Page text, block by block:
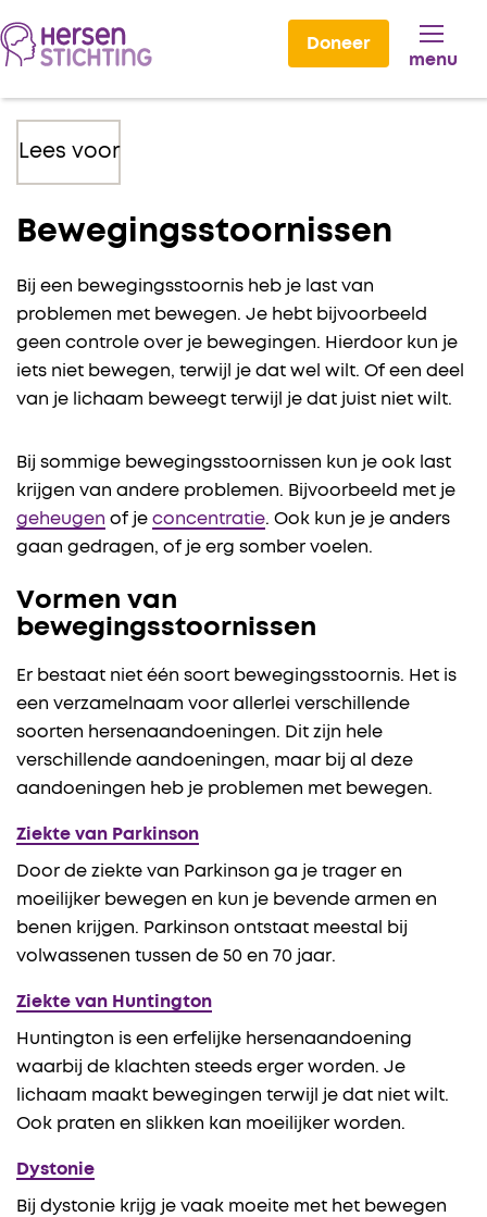
Doneer
menu
Lees voor
Bewegingsstoornissen
Bij een bewegingsstoornis heb je last van
problemen met bewegen. Je hebt bijvoorbeeld
geen controle over je bewegingen. Hierdoor kun je
iets niet bewegen, terwijl je dat wel wilt. Of een deel
van je lichaam beweegt terwijl je dat juist niet wilt.
Bij sommige bewegingsstoornissen kun je ook last
krijgen van andere problemen. Bijvoorbeeld met je
geheugen of je concentratie. Ook kun je je anders
gaan gedragen, of je erg somber voelen.
Vormen van
bewegingsstoornissen
Er bestaat niet één soort bewegingsstoornis. Het is
een verzamelnaam voor allerlei verschillende
soorten hersenaandoeningen. Dit zijn hele
verschillende aandoeningen, maar bij al deze
aandoeningen heb je problemen met bewegen.
Ziekte van Parkinson
Door de ziekte van Parkinson ga je trager en
moeilijker bewegen en kun je bevende armen en
benen krijgen. Parkinson ontstaat meestal bij
volwassenen tussen de 50 en 70 jaar.
Ziekte van Huntington
Huntington is een erfelijke hersenaandoening
waarbij de klachten steeds erger worden. Je
lichaam maakt bewegingen terwijl je dat niet wilt.
Ook praten en slikken kan moeilijker worden.
Dystonie
Bij dystonie krijg je vaak moeite met het bewegen